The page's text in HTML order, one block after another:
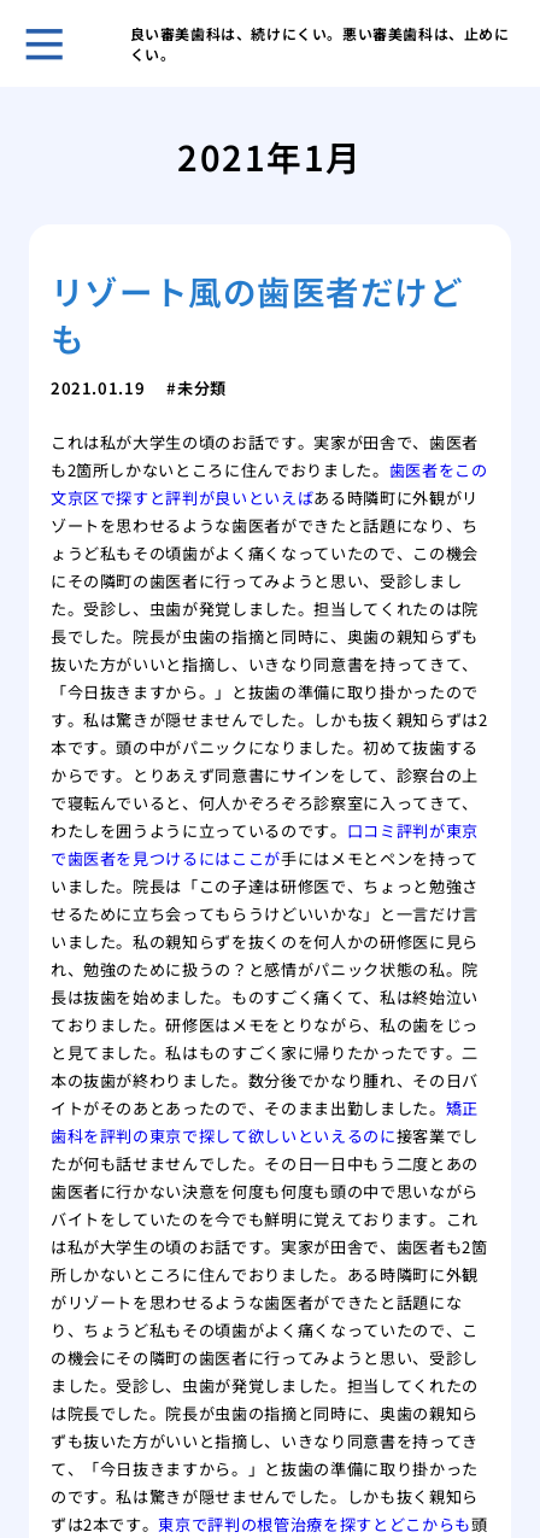
良い審美歯科は、続けにくい。悪い審美歯科は、止めに
くい。
2021年1月
リゾート風の歯医者だけど
も
2021.01.19 未分類
これは私が大学生の頃のお話です。実家が田舎で、歯医者
も2箇所しかないところに住んでおりました。 歯医者をこの
文京区で探すと評判が良いといえばある時隣町に外観がリ
ゾートを思わせるような歯医者ができたと話題になり、ち
ょうど私もその頃歯がよく痛くなっていたので、この機会
にその隣町の歯医者に行ってみようと思い、受診しまし
た。受診し、虫歯が発覚しました。担当してくれたのは院
長でした。院長が虫歯の指摘と同時に、奥歯の親知らずも
抜いた方がいいと指摘し、いきなり同意書を持ってきて、
「今日抜きますから。」と抜歯の準備に取り掛かったので
す。私は驚きが隠せませんでした。しかも抜く親知らずは2
本です。頭の中がパニックになりました。初めて抜歯する
からです。とりあえず同意書にサインをして、診察台の上
で寝転んでいると、何人かぞろぞろ診察室に入ってきて、
わたしを囲うように立っているのです。 口コミ評判が東京
で歯医者を見つけるにはここが手にはメモとペンを持って
いました。院長は「この子達は研修医で、ちょっと勉強さ
せるために立ち会ってもらうけどいいかな」と一言だけ言
いました。私の親知らずを抜くのを何人かの研修医に見ら
れ、勉強のために扱うの？と感情がパニック状態の私。院
長は抜歯を始めました。ものすごく痛くて、私は終始泣い
ておりました。研修医はメモをとりながら、私の歯をじっ
と見てました。私はものすごく家に帰りたかったです。二
本の抜歯が終わりました。数分後でかなり腫れ、その日バ
イトがそのあとあったので、そのまま出勤しました。 矯正
歯科を評判の東京で探して欲しいといえるのに接客業でし
たが何も話せませんでした。その日一日中もう二度とあの
歯医者に行かない決意を何度も何度も頭の中で思いながら
バイトをしていたのを今でも鮮明に覚えております。これ
は私が大学生の頃のお話です。実家が田舎で、歯医者も2箇
所しかないところに住んでおりました。ある時隣町に外観
がリゾートを思わせるような歯医者ができたと話題にな
り、ちょうど私もその頃歯がよく痛くなっていたので、こ
の機会にその隣町の歯医者に行ってみようと思い、受診し
ました。受診し、虫歯が発覚しました。担当してくれたの
は院長でした。院長が虫歯の指摘と同時に、奥歯の親知ら
ずも抜いた方がいいと指摘し、いきなり同意書を持ってき
て、「今日抜きますから。」と抜歯の準備に取り掛かった
のです。私は驚きが隠せませんでした。しかも抜く親知ら
ずは2本です。東京で評判の根管治療を探すとどこからも頭